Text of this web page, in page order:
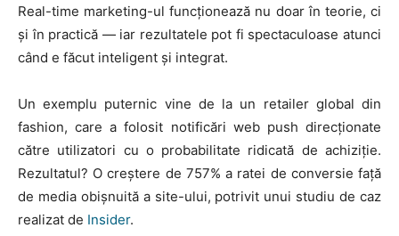
Real-time marketing-ul funcționează nu doar în teorie, ci
și în practică — iar rezultatele pot fi spectaculoase atunci
când e făcut inteligent și integrat.
Un exemplu puternic vine de la un retailer global din
fashion, care a folosit notificări web push direcționate
către utilizatori cu o probabilitate ridicată de achiziție.
Rezultatul? O creștere de 757% a ratei de conversie față
de media obișnuită a site-ului, potrivit unui studiu de caz
realizat de Insider.